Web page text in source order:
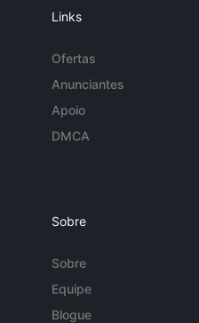
Links
Ofertas
Anunciantes
Apoio
DMCA
Sobre
Sobre
Equipe
Blogue